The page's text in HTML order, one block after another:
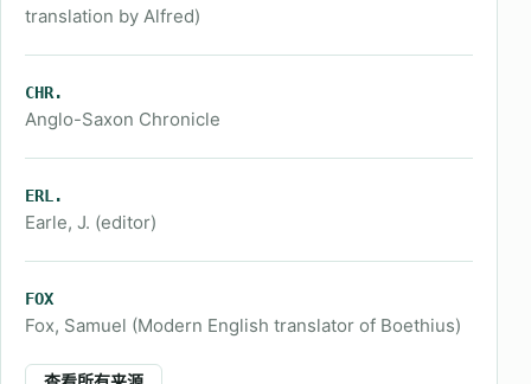
translation by Alfred)
CHR.
Anglo-Saxon Chronicle
ERL.
Earle, J. (editor)
FOX
Fox, Samuel (Modern English translator of Boethius)